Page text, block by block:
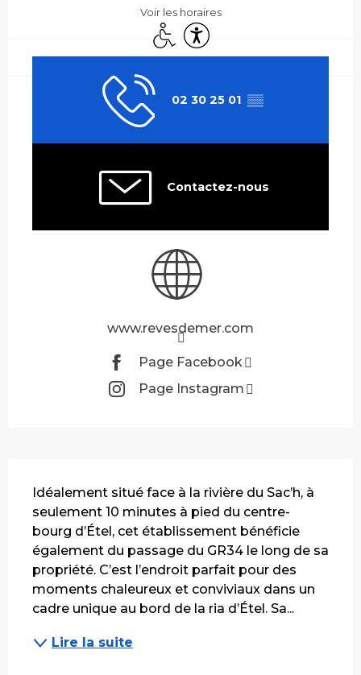
Voir les horaires
Accès handicapés
Accessibilité
02 30 25 01 ▒▒
Contactez-nous
www.revesdemer.com
Page Facebook
Page Instagram
Idéalement situé face à la rivière du Sac’h, à
seulement 10 minutes à pied du centre-
bourg d’Étel, cet établissement bénéficie
également du passage du GR34 le long de sa
propriété. C’est l’endroit parfait pour des
moments chaleureux et conviviaux dans un
cadre unique au bord de la ria d’Étel. Sa...
Lire la suite